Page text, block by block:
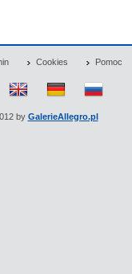
Cookies Pomoc
by GalerieAllegro.pl